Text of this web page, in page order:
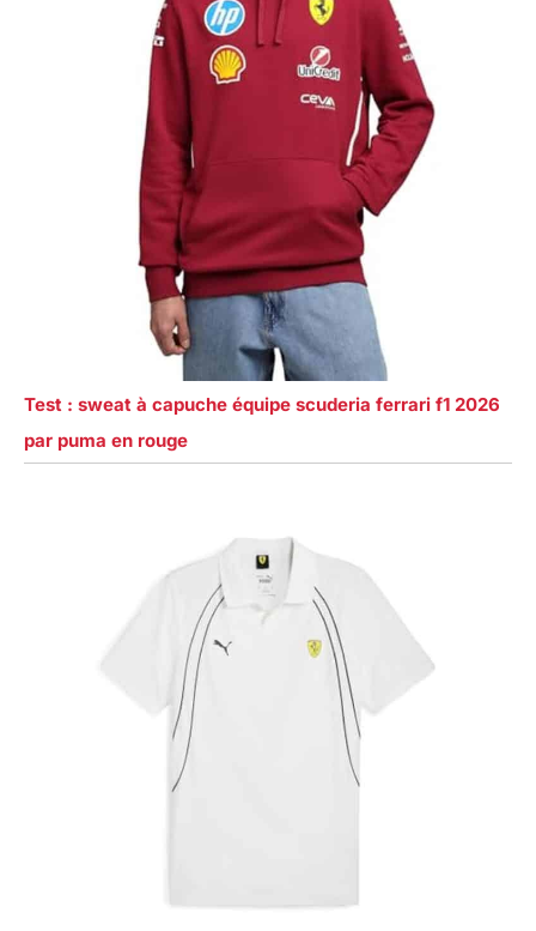
Test : sweat à capuche équipe scuderia ferrari f1 2026
par puma en rouge